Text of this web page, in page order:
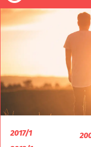
2017/1